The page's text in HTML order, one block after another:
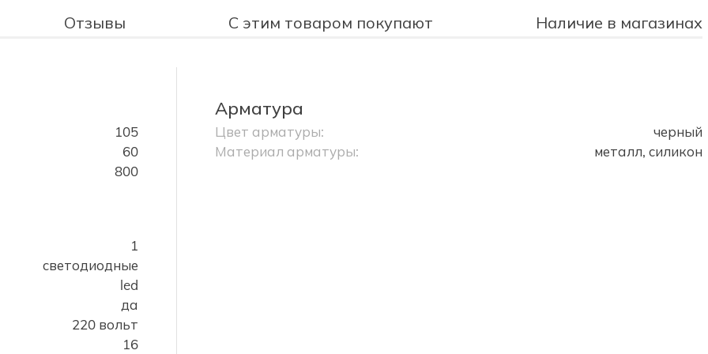
Отзывы С этим товаром покупают Наличие в магазинах
105
60
800
Арматура
Цвет арматуры:
черный
Материал арматуры:
металл, силикон
1
светодиодные
led
да
220 вольт
16